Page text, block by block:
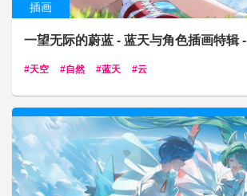
插画
一望无际的蔚蓝 - 蓝天与角色插画特辑 -
天空 自然 蓝天 云